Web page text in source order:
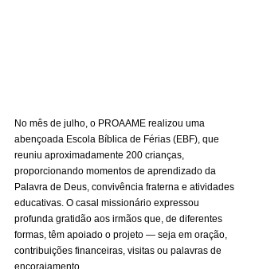
No mês de julho, o PROAAME realizou uma
abençoada Escola Bíblica de Férias (EBF), que
reuniu aproximadamente 200 crianças,
proporcionando momentos de aprendizado da
Palavra de Deus, convivência fraterna e atividades
educativas. O casal missionário expressou
profunda gratidão aos irmãos que, de diferentes
formas, têm apoiado o projeto — seja em oração,
contribuições financeiras, visitas ou palavras de
encorajamento.